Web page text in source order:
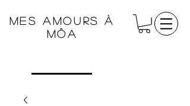
Mes amours à
Môa